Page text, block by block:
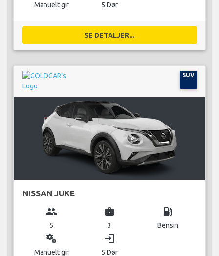
Manuelt gir 5 Dør
SE DETALJER...
SUV
NISSAN JUKE
group
5
business_center
3
local_gas_station
Bensin
miscellaneous_services
Manuelt gir
login
5 Dør